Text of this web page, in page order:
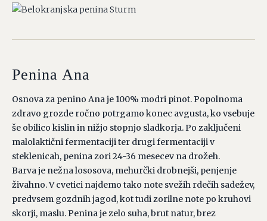
Penina Ana
Osnova za penino Ana je 100% modri pinot. Popolnoma
zdravo grozde ročno potrgamo konec avgusta, ko vsebuje
še obilico kislin in nižjo stopnjo sladkorja. Po zaključeni
malolaktični fermentaciji ter drugi fermentaciji v
steklenicah, penina zori 24-36 mesecev na drožeh.
Barva je nežna lososova, mehurčki drobnejši, penjenje
živahno. V cvetici najdemo tako note svežih rdečih sadežev,
predvsem gozdnih jagod, kot tudi zorilne note po kruhovi
skorji, maslu. Penina je zelo suha, brut natur, brez